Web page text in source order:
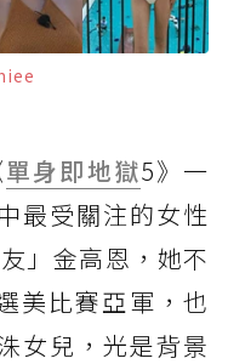
單身即地獄5》一
最受關注的女性
」金高恩，她不
美比賽亞軍，也
女兒，光是背景